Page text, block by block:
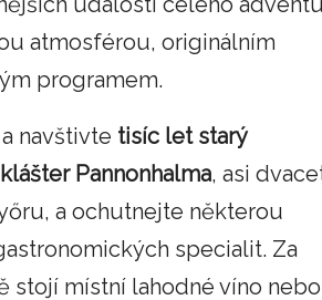
atmosférou, originálním
programem.
navštivte tisíc let starý
Pannonhalma, asi
a ochutnejte některou
specialit. Za
stojí místní lahodné víno nebo